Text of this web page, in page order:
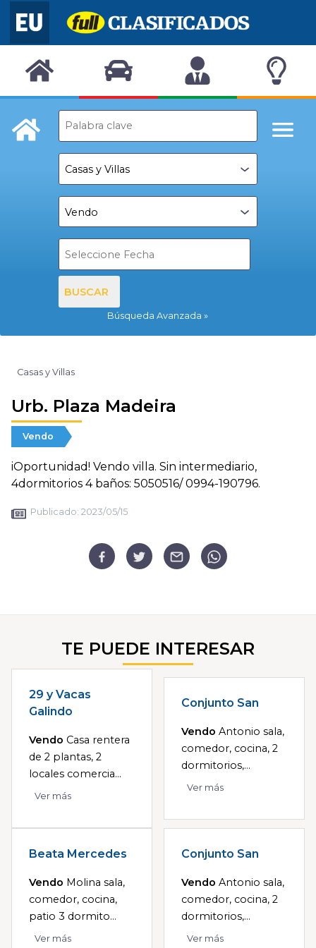
BUSCAR
Búsqueda Avanzada
Casas y Villas
Urb. Plaza Madeira
Vendo
iOportunidad! Vendo villa. Sin intermediario,
4dormitorios 4 baños: 5050516/ 0994-190796.
Publicado: 2023/05/15
TE PUEDE INTERESAR
29 y Vacas
Galindo
Vendo Casa rentera
de 2 plantas, 2
locales comercia...
Ver más
Conjunto San
Vendo Antonio sala,
comedor, cocina, 2
dormitorios,...
Ver más
Beata Mercedes
Vendo Molina sala,
comedor, cocina,
patio 3 dormito...
Ver más
Conjunto San
Vendo Antonio sala,
comedor, cocina, 2
dormitorios,...
Ver más